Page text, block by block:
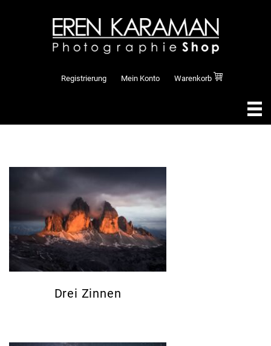
Registrierung Mein Konto Warenkorb
Drei Zinnen